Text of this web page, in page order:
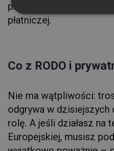
prosimy Cię nawet o
płatniczej.
Co z RODO i
Nie ma wątpliwości:
odgrywa w dzisiejszych
rolę. A jeśli działasz na
Europejskiej, musisz